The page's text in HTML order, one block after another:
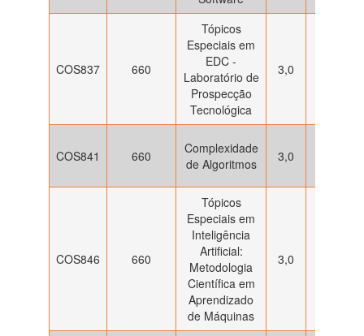
COS837 660
Tópicos
Especiais em
EDC -
Laboratório de
Prospecção
Tecnológica
3,0
COS841 660
Complexidade
de Algoritmos
3,0
COS846 660
Tópicos
Especiais em
Inteligência
Artificial:
Metodologia
Científica em
Aprendizado
de Máquinas
3,0